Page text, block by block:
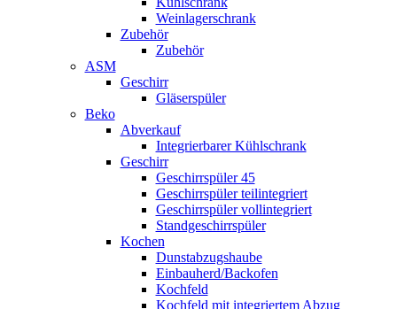
Weinlagerschrank
Zubehör
Zubehör
ASM
Geschirr
Gläserspüler
Beko
Abverkauf
Integrierbarer Kühlschrank
Geschirr
Geschirrspüler 45
Geschirrspüler teilintegriert
Geschirrspüler vollintegriert
Standgeschirrspüler
Kochen
Dunstabzugshaube
Einbauherd/Backofen
Kochfeld
Kochfeld mit integriertem Abzug